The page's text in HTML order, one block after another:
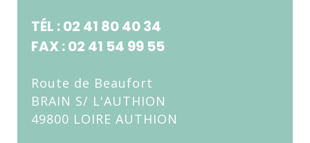
TÉL : 02 41 80 40 34
FAX : 02 41 54 99 55
Route de Beaufort
BRAIN S/ L'AUTHION
49800 LOIRE AUTHION